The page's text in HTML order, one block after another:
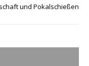
und Pokalschießen